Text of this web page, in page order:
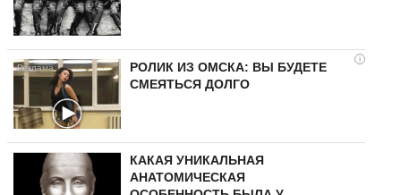
i
РОЛИК ИЗ ОМСКА: ВЫ БУДЕТЕ
СМЕЯТЬСЯ ДОЛГО
КАКАЯ УНИКАЛЬНАЯ
АНАТОМИЧЕСКАЯ